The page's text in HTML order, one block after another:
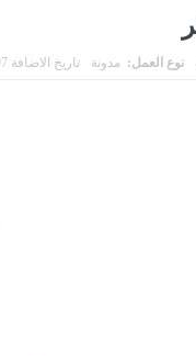
نوع العمل:مدونة تاريخ الاضافة 3/12/2007